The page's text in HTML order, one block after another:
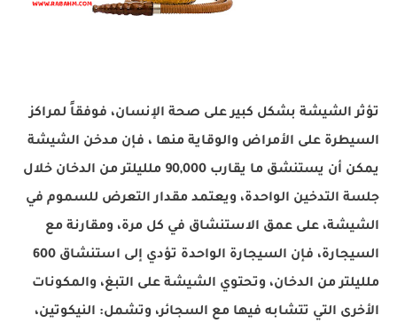
تؤثر الشيشة بشكل كبير على صحة الإنسان، فوفقاً لمراكز
السيطرة على الأمراض والوقاية منها ، فإن مدخن الشيشة
يمكن أن يستنشق ما يقارب 90,000 ملليلتر من الدخان خلال
جلسة التدخين الواحدة، ويعتمد مقدار التعرض للسموم في
الشيشة، على عمق الاستنشاق في كل مرة، ومقارنة مع
السيجارة، فإن السيجارة الواحدة تؤدي إلى استنشاق 600
ملليلتر من الدخان، وتحتوي الشيشة على التبغ، والمكونات
الأخرى التي تتشابه فيها مع السجائر، وتشمل: النيكوتين،